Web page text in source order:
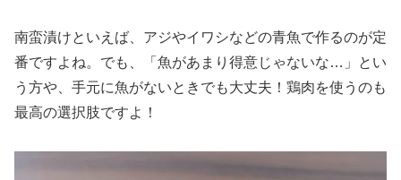
南蛮漬けといえば、アジやイワシなどの青魚で作るのが定
番ですよね。でも、「魚があまり得意じゃないな…」とい
う方や、手元に魚がないときでも大丈夫！鶏肉を使うのも
最高の選択肢ですよ！